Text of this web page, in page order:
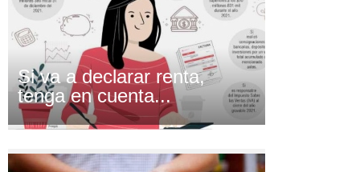
Si va a declarar renta,
tenga en cuenta...